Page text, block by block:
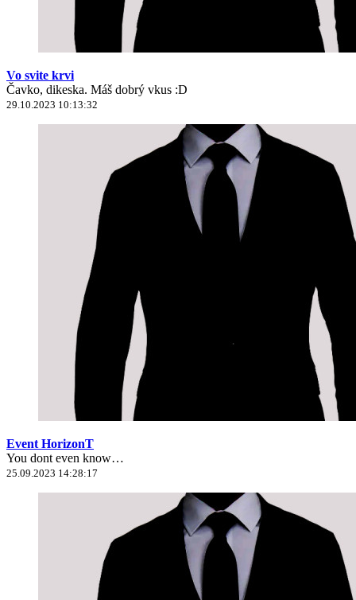
Vo svite krvi
Čavko, dikeska. Máš dobrý vkus :D
29.10.2023 10:13:32
Event HorizonT
You dont even know…
25.09.2023 14:28:17